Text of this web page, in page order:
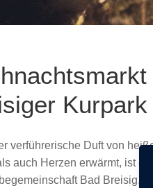
verführerische Duft von
auch Herzen erwärmt, ist
Bad Breisig,